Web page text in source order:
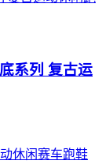
系列 复古运